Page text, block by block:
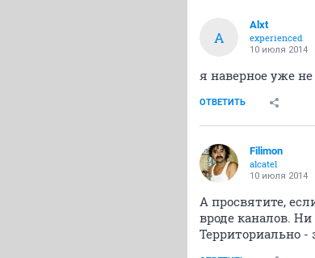
A
Alxt
experienced
10 июля 2014
я наверное уже
ОТВЕТИТЬ
Filimon
alcatel
10 июля 2014
А просвятите,
вроде каналов. Ни
Территориально